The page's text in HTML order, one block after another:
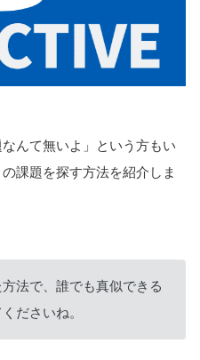
んて無いよ」という方もい
課題を探す方法を紹介しま
法で、誰でも真似できる
ださいね。